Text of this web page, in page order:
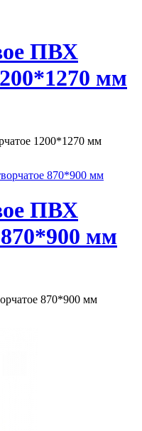
ПВХ
мм
1200*1270 мм
ПВХ
870*900 мм
870*900 мм